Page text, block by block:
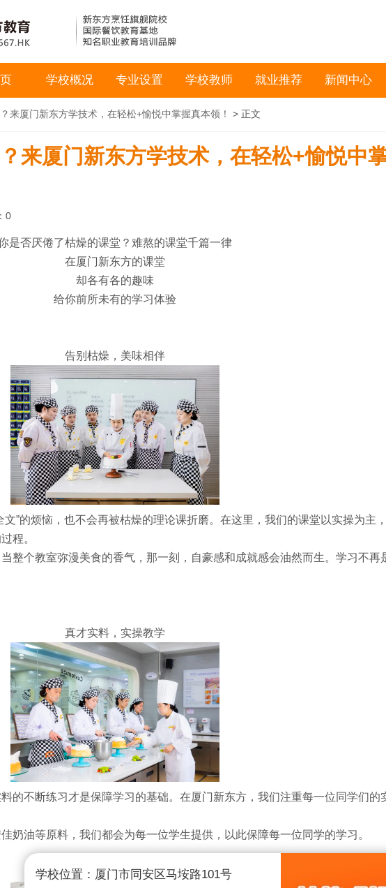
学校位置：厦门市同安区马垵路101号
学校概况 专业设置 学校教师 就业推荐 新闻中心
来厦门新东方学技术，在轻松+愉悦中掌握真本领！ > 正文
来厦门新东方学技术，在轻松+愉悦中
0
是否厌倦了枯燥的课堂？难熬的课堂千篇一律
在厦门新东方的课堂
却各有各的趣味
给你前所未有的学习体验
告别枯燥，美味相伴
的烦恼，也不会再被枯燥的理论课折磨。在这里，我们的课堂以实操为主
程。
整个教室弥漫美食的香气，那一刻，自豪感和成就感会油然而生。学习不再
真才实料，实操教学
的不断练习才是保障学习的基础。在厦门新东方，我们注重每一位同学们的
奶油等原料，我们都会为每一位学生提供，以此保障每一位同学的学习。
打破常规，寓教于乐